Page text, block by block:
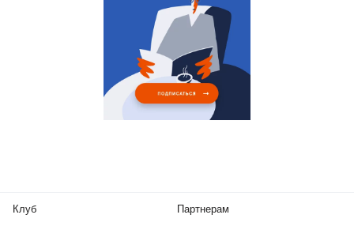
Клуб Партнерам